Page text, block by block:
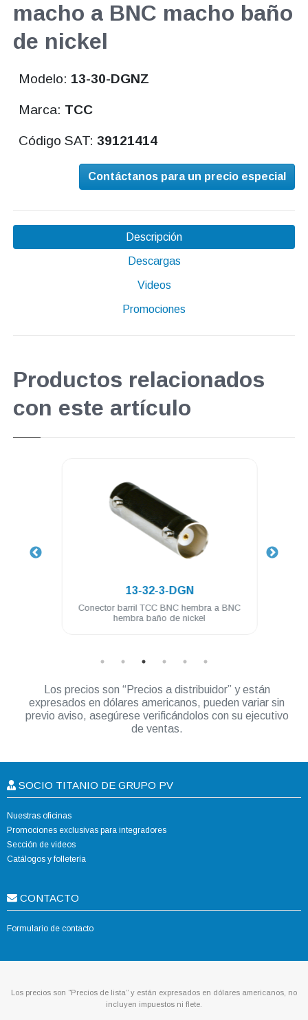
macho a BNC macho baño
de nickel
Modelo: 13-30-DGNZ
Marca: TCC
Código SAT:39121414
Contáctanos para un precio especial
Descripción
Descargas
Videos
Promociones
Productos relacionados
con este artículo
13-32-3-DGN
Conector barril TCC BNC hembra a BNC
hembra baño de nickel
Los precios son “Precios a distribuidor” y están
expresados en dólares americanos, pueden variar sin
previo aviso, asegúrese verificándolos con su ejecutivo
de ventas.
SOCIO TITANIO DE GRUPO PV
Nuestras oficinas
Promociones exclusivas para integradores
Sección de videos
Catálogos y folletería
CONTACTO
Formulario de contacto
Los precios son “Precios de lista” y están expresados en dólares americanos, no
incluyen impuestos ni flete.